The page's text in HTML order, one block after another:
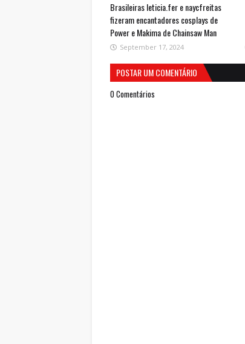
Brasileiras leticia.fer e naycfreitas
fizeram encantadores cosplays de
Power e Makima de Chainsaw Man
September 17, 2024
POSTAR UM COMENTÁRIO
0 Comentários